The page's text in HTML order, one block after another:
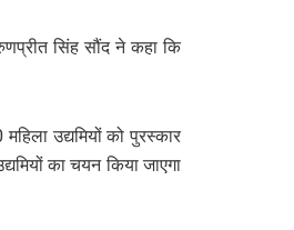
सिंह सौंद ने कहा कि
उद्यमियों को पुरस्कार
का चयन किया जाएगा